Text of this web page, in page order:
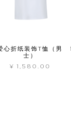
心折纸装饰T恤（男
士）
¥ 1,580.00